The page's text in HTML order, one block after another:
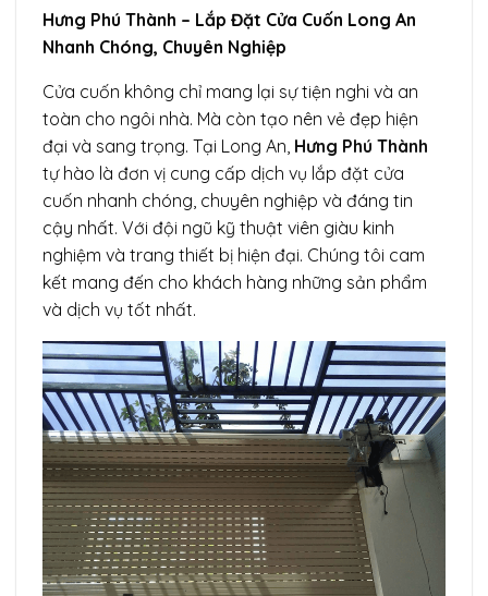
Hưng Phú Thành – Lắp Đặt Cửa Cuốn Long An
Nhanh Chóng, Chuyên Nghiệp
Cửa cuốn không chỉ mang lại sự tiện nghi và an
toàn cho ngôi nhà. Mà còn tạo nên vẻ đẹp hiện
đại và sang trọng. Tại Long An, Hưng Phú Thành
tự hào là đơn vị cung cấp dịch vụ lắp đặt cửa
cuốn nhanh chóng, chuyên nghiệp và đáng tin
cậy nhất. Với đội ngũ kỹ thuật viên giàu kinh
nghiệm và trang thiết bị hiện đại. Chúng tôi cam
kết mang đến cho khách hàng những sản phẩm
và dịch vụ tốt nhất.